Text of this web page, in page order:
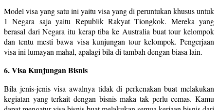
Model visa yang satu ini yaitu visa yang di peruntukan khusus untuk
1 Negara saja yaitu Republik Rakyat Tiongkok. Mereka yang
berasal dari Negara itu kerap tiba ke Australia buat tour kelompok
dan tentu mesti bawa visa kunjungan tour kelompok. Pengerjaan
visa ini lumayan mahal, apalagi bila di tambah dengan biasa lain.
6. Visa Kunjungan Bisnis
Bila jenis-jenis visa awalnya tidak di perkenakan buat melakukan
kegiatan yang terkait dengan bisnis maka tak perlu cemas. Kamu